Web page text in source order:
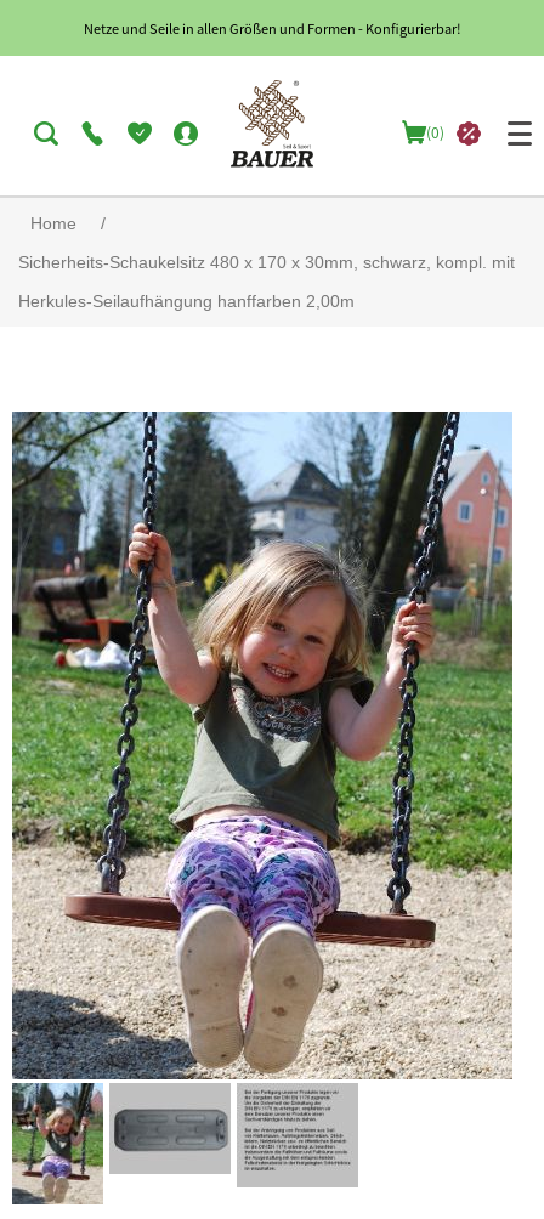
Netze und Seile in allen Größen und Formen - Konfigurierbar!
(0)
Home
/
Sicherheits-Schaukelsitz 480 x 170 x 30mm, schwarz, kompl. mit
Herkules-Seilaufhängung hanffarben 2,00m